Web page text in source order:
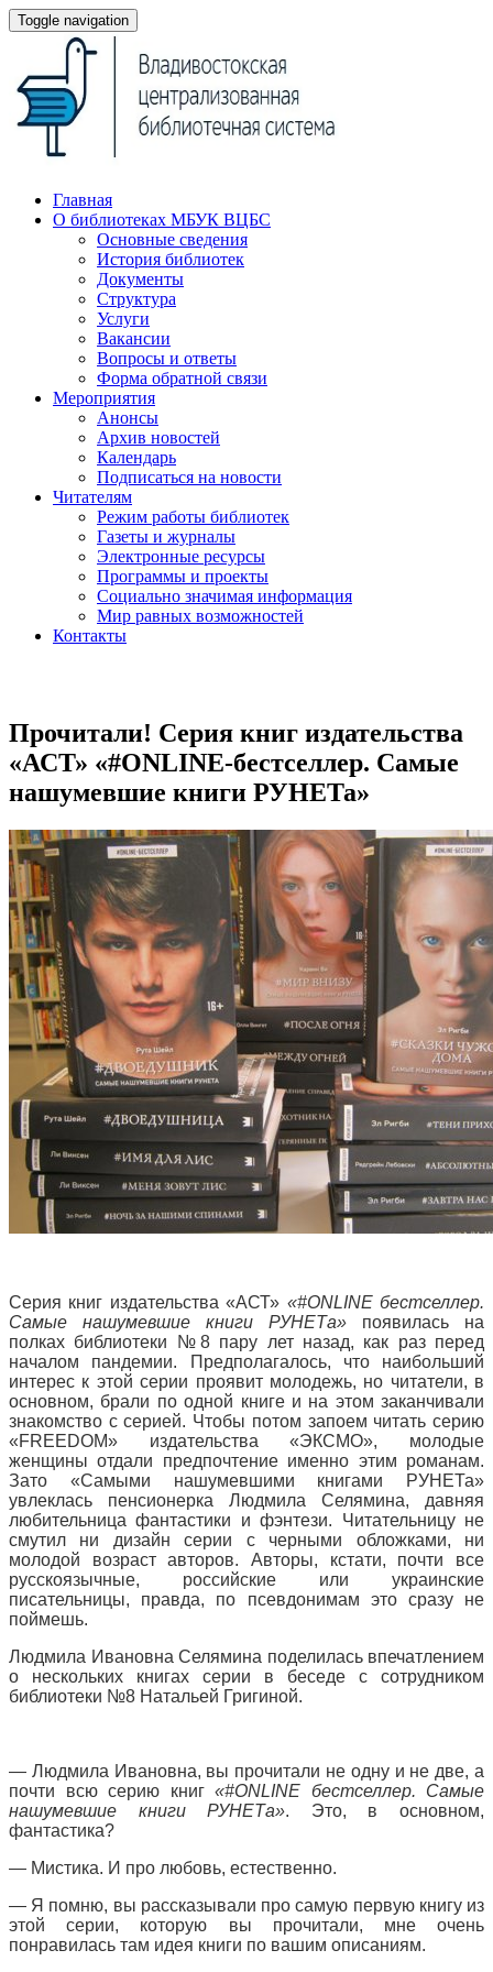
Toggle navigation
Главная
О библиотеках МБУК ВЦБС
Основные сведения
История библиотек
Документы
Структура
Услуги
Вакансии
Вопросы и ответы
Форма обратной связи
Мероприятия
Анонсы
Архив новостей
Календарь
Подписаться на новости
Читателям
Режим работы библиотек
Газеты и журналы
Электронные ресурсы
Программы и проекты
Социально значимая информация
Мир равных возможностей
Контакты
Прочитали! Серия книг издательства
«АСТ» «#ONLINE-бестселлер. Самые
нашумевшие книги РУНЕТа»
Серия книг издательства «АСТ» «#ONLINEбестселлер.
Самые нашумевшие книги РУНЕТа» появилась на
полках библиотеки №8 пару лет назад, как раз перед
началом пандемии. Предполагалось, что наибольший
интерес к этой серии проявит молодежь, но читатели, в
основном, брали по одной книге и на этом заканчивали
знакомство с серией. Чтобы потом запоем читать серию
«FREEDOM» издательства «ЭКСМО», молодые
женщины отдали предпочтение именно этим романам.
Зато «Самыми нашумевшими книгами РУНЕТа»
увлеклась пенсионерка Людмила Селямина, давняя
любительница фантастики и фэнтези. Читательницу не
смутил ни дизайн серии с черными обложками, ни
молодой возраст авторов. Авторы, кстати, почти все
русскоязычные, российские или украинские
писательницы, правда, по псевдонимам это сразу не
поймешь.
Людмила Ивановна Селямина поделилась впечатлением
о нескольких книгах серии в беседе с сотрудником
библиотеки №8 Натальей Григиной.
— Людмила Ивановна, вы прочитали не одну и не две, а
почти всю серию книг «#ONLINE бестселлер. Самые
нашумевшие книги РУНЕТа». Это, в основном,
фантастика?
— Мистика. И про любовь, естественно.
— Я помню, вы рассказывали про самую первую книгу из
этой серии, которую вы прочитали, мне очень
понравилась там идея книги по вашим описаниям.